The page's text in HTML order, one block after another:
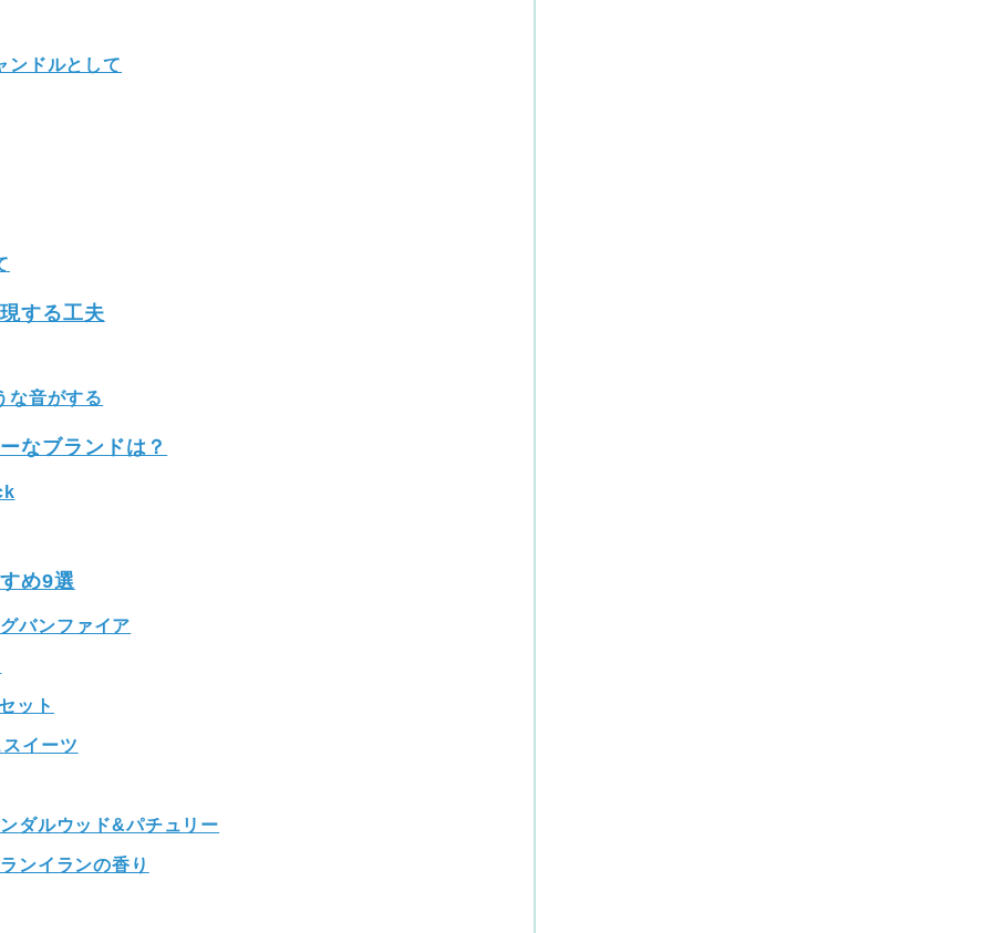
ンドルとして
する工夫
な音がする
なブランドは？
め9選
バンファイア
ット
イーツ
ダルウッド&パチュリー
ンイランの香り